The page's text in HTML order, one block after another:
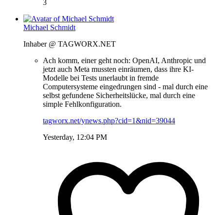
3
Michael Schmidt
Inhaber @ TAGWORX.NET
Ach komm, einer geht noch: OpenAI, Anthropic und
jetzt auch Meta mussten einräumen, dass ihre KI-
Modelle bei Tests unerlaubt in fremde
Computersysteme eingedrungen sind - mal durch eine
selbst gefundene Sicherheitslücke, mal durch eine
simple Fehlkonfiguration.
tagworx.net/ynews.php?cid=1&nid=39044
Yesterday, 12:04 PM